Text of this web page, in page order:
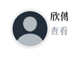
欣
查